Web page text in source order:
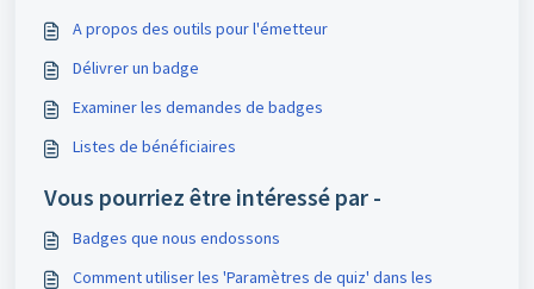
A propos des outils pour l'émetteur
Délivrer un badge
Examiner les demandes de badges
Listes de bénéficiaires
Vous pourriez être intéressé par -
Badges que nous endossons
Comment utiliser les 'Paramètres de quiz' dans les